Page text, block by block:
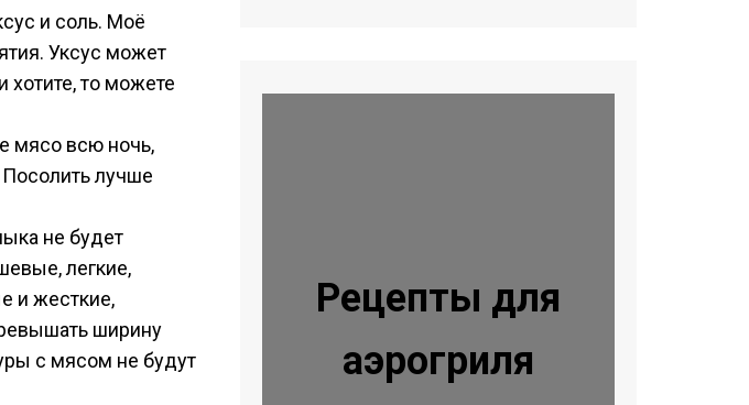
и соль. Моё
Уксус может
то можете
мясо всю ночь,
Посолить лучше
не будет
легкие,
и жесткие,
ширину
с мясом не будут
Рецепты для
аэрогриля